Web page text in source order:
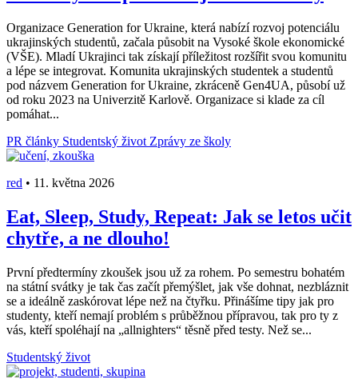
Organizace Generation for Ukraine, která nabízí rozvoj potenciálu
ukrajinských studentů, začala působit na Vysoké škole ekonomické
(VŠE). Mladí Ukrajinci tak získají příležitost rozšířit svou komunitu
a lépe se integrovat. Komunita ukrajinských studentek a studentů
pod názvem Generation for Ukraine, zkráceně Gen4UA, působí už
od roku 2023 na Univerzitě Karlově. Organizace si klade za cíl
pomáhat...
PR články Studentský život Zprávy ze školy
red • 11. května 2026
Eat, Sleep, Study, Repeat: Jak se letos učit
chytře, a ne dlouho!
První předtermíny zkoušek jsou už za rohem. Po semestru bohatém
na státní svátky je tak čas začít přemýšlet, jak vše dohnat, nezbláznit
se a ideálně zaskórovat lépe než na čtyřku. Přinášíme tipy jak pro
studenty, kteří nemají problém s průběžnou přípravou, tak pro ty z
vás, kteří spoléhají na „allnighters“ těsně před testy. Než se...
Studentský život